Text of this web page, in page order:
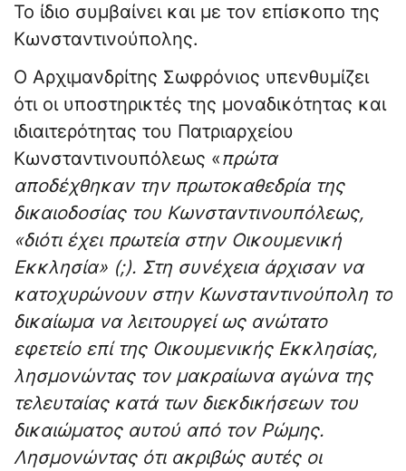
Το ίδιο συμβαίνει και με τον επίσκοπο της
Κωνσταντινούπολης.
Ο Αρχιμανδρίτης Σωφρόνιος υπενθυμίζει
ότι οι υποστηρικτές της μοναδικότητας και
ιδιαιτερότητας του Πατριαρχείου
Κωνσταντινουπόλεως «πρώτα
αποδέχθηκαν την πρωτοκαθεδρία της
δικαιοδοσίας του Κωνσταντινουπόλεως,
«διότι έχει πρωτεία στην Οικουμενική
Εκκλησία» (;). Στη συνέχεια άρχισαν να
κατοχυρώνουν στην Κωνσταντινούπολη το
δικαίωμα να λειτουργεί ως ανώτατο
εφετείο επί της Οικουμενικής Εκκλησίας,
λησμονώντας τον μακραίωνα αγώνα της
τελευταίας κατά των διεκδικήσεων του
δικαιώματος αυτού από τον Ρώμης.
Λησμονώντας ότι ακριβώς αυτές οι